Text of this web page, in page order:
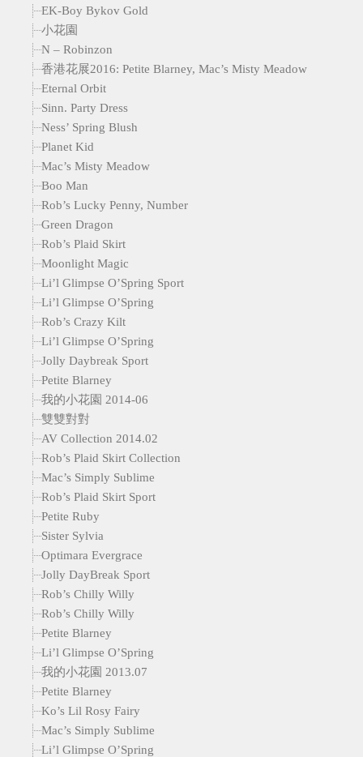
EK-Boy Bykov Gold
小花園
N – Robinzon
香港花展2016: Petite Blarney, Mac’s Misty Meadow
Eternal Orbit
Sinn. Party Dress
Ness’ Spring Blush
Planet Kid
Mac’s Misty Meadow
Boo Man
Rob’s Lucky Penny, Number
Green Dragon
Rob’s Plaid Skirt
Moonlight Magic
Li’l Glimpse O’Spring Sport
Li’l Glimpse O’Spring
Rob’s Crazy Kilt
Li’l Glimpse O’Spring
Jolly Daybreak Sport
Petite Blarney
我的小花園 2014-06
雙雙對對
AV Collection 2014.02
Rob’s Plaid Skirt Collection
Mac’s Simply Sublime
Rob’s Plaid Skirt Sport
Petite Ruby
Sister Sylvia
Optimara Evergrace
Jolly DayBreak Sport
Rob’s Chilly Willy
Rob’s Chilly Willy
Petite Blarney
Li’l Glimpse O’Spring
我的小花園 2013.07
Petite Blarney
Ko’s Lil Rosy Fairy
Mac’s Simply Sublime
Li’l Glimpse O’Spring